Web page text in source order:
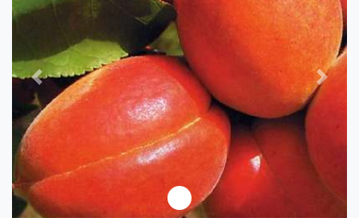
Předchozí Další